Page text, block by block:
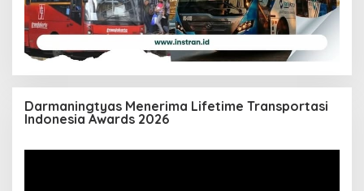
Darmaningtyas Menerima Lifetime Transportasi
Indonesia Awards 2026